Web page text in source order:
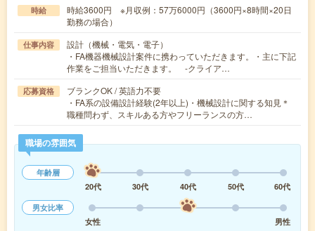
時給
時給3600円 ※月収例：57万6000円（3600円×8時間×20日
勤務の場合）
仕事内容
設計（機械・電気・電子）
・FA機器機械設計案件に携わっていただきます。・主に下記
作業をご担当いただきます。 -クライア…
応募資格
ブランクOK / 英語力不要
・FA系の設備設計経験(2年以上)・機械設計に関する知見＊
職種問わず、スキルある方やフリーランスの方…
職場の雰囲気
年齢層
20代
30代 40代 50代
60代
男女比率
女性
男性